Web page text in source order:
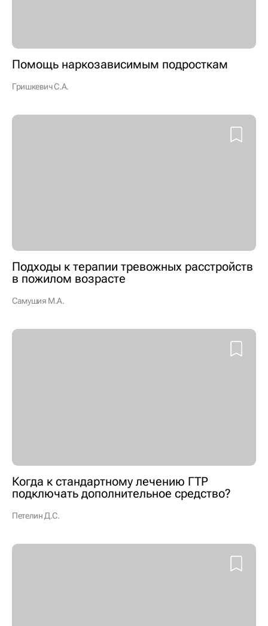
Помощь наркозависимым подросткам
Гришкевич С.А.
Подходы к терапии тревожных расстройств
в пожилом возрасте
Самушия М.А.
Когда к стандартному лечению ГТР
подключать дополнительное средство?
Петелин Д.С.